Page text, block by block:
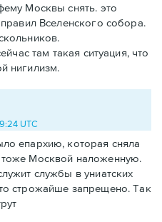
Москвы снять. это
Вселенского собора.
там такая ситуация, что
нигилизм.
UTC
епархию, которая сняла
Москвой наложенную.
службы в униатских
строжайше запрещено. Так